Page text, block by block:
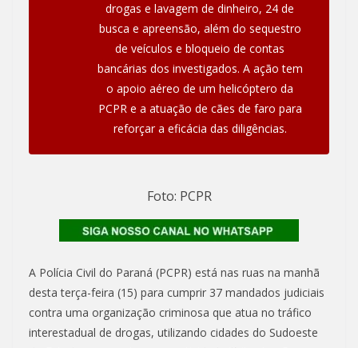
drogas e lavagem de dinheiro, 24 de
busca e apreensão, além do sequestro
de veículos e bloqueio de contas
bancárias dos investigados. A ação tem
o apoio aéreo de um helicóptero da
PCPR e a atuação de cães de faro para
reforçar a eficácia das diligências.
Foto: PCPR
A Polícia Civil do Paraná (PCPR) está nas ruas na manhã
desta terça-feira (15) para cumprir 37 mandados judiciais
contra uma organização criminosa que atua no tráfico
interestadual de drogas, utilizando cidades do Sudoeste